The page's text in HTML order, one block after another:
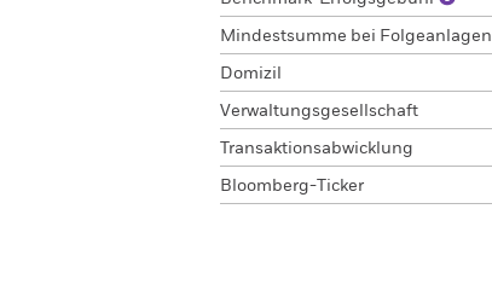
Mindestsumme bei Folgeanlagen
Domizil
Verwaltungsgesellschaft
Transaktionsabwicklung
Bloomberg-Ticker